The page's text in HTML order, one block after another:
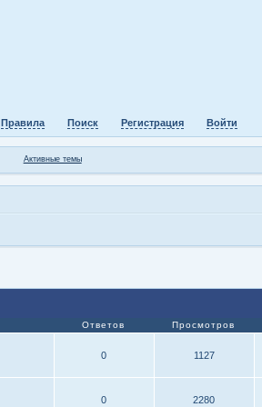
Правила Поиск Регистрация Войти
Активные темы
Ответов Просмотров
0
1127
0
2280